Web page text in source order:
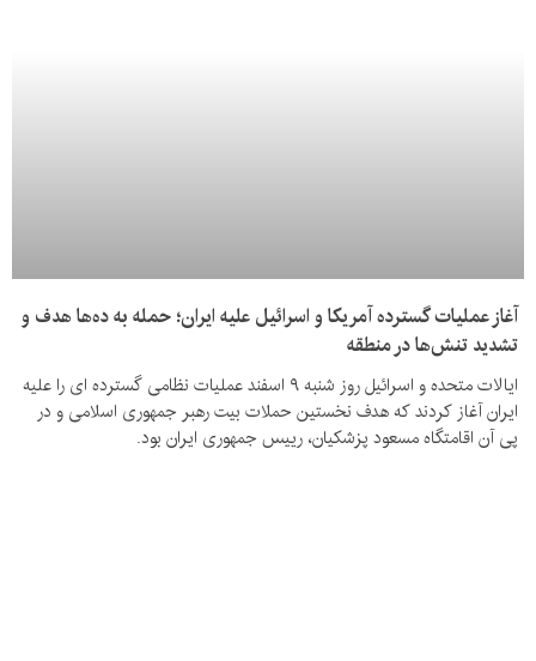
آغاز عملیات گسترده آمریکا و اسرائیل علیه ایران؛ حمله به ده‌ها هدف و
تشدید تنش‌ها در منطقه
ایالات متحده و اسرائیل روز شنبه ۹ اسفند عملیات نظامی گسترده ای را علیه
ایران آغاز کردند که هدف نخستین حملات بیت رهبر جمهوری اسلامی و در
پی آن اقامتگاه مسعود پزشکیان، رییس جمهوری ایران بود.